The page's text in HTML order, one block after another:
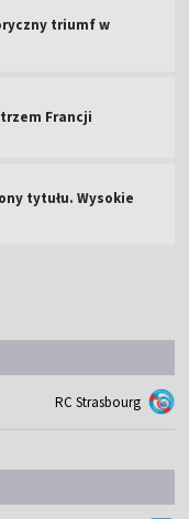
triumf w
Francji
tytułu. Wysokie
RC Strasbourg